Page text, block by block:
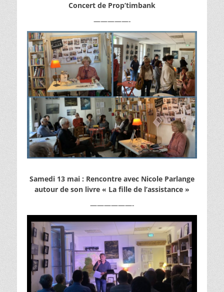
Concert de Prop’timbank
—————-
Samedi 13 mai : Rencontre avec Nicole Parlange
autour de son livre « La fille de l’assistance »
——————-